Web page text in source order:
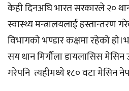
केही दिनअघि भारत सरकारले २०
स्वास्थ्य मन्त्रालयलाई हस्तान्तरण
विभागको भण्डार कक्षमा रहेको
सय थान मिर्गौला डायलासिस
गरेपनि त्यहीमध्ये १८० वटा मेसिन